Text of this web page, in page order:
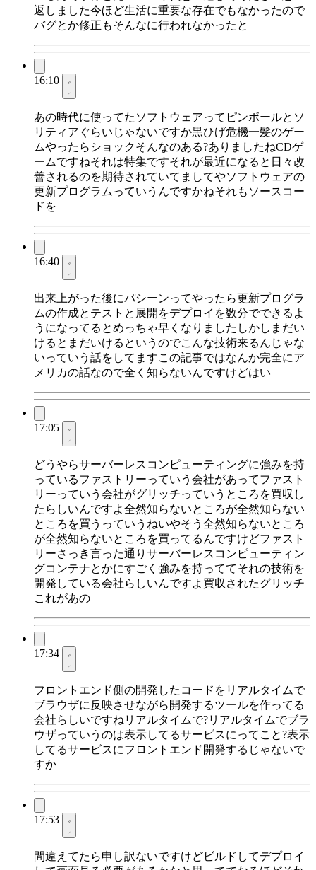
返しました今ほど生活に重要な存在でもなかったので
バグとか修正もそんなに行われなかったと
16:10
あの時代に使ってたソフトウェアってピンボールとソ
リティアぐらいじゃないですか黒ひげ危機一髪のゲー
ムやったらショックそんなのある?ありましたねCDゲ
ームですねそれは特集ですそれが最近になると日々改
善されるのを期待されていてましてやソフトウェアの
更新プログラムっていうんですかねそれもソースコー
ドを
16:40
出来上がった後にパシーンってやったら更新プログラ
ムの作成とテストと展開をデプロイを数分でできるよ
うになってるとめっちゃ早くなりましたしかしまだい
けるとまだいけるというのでこんな技術来るんじゃな
いっていう話をしてますこの記事ではなんか完全にア
メリカの話なので全く知らないんですけどはい
17:05
どうやらサーバーレスコンピューティングに強みを持
っているファストリーっていう会社があってファスト
リーっていう会社がグリッチっていうところを買収し
たらしいんですよ全然知らないところが全然知らない
ところを買うっていうねいやそう全然知らないところ
が全然知らないところを買ってるんですけどファスト
リーさっき言った通りサーバーレスコンピューティン
グコンテナとかにすごく強みを持っててそれの技術を
開発している会社らしいんですよ買収されたグリッチ
これがあの
17:34
フロントエンド側の開発したコードをリアルタイムで
ブラウザに反映させながら開発するツールを作ってる
会社らしいですねリアルタイムで?リアルタイムでブラ
ウザっていうのは表示してるサービスにってこと?表示
してるサービスにフロントエンド開発するじゃないで
すか
17:53
間違えてたら申し訳ないですけどビルドしてデプロイ